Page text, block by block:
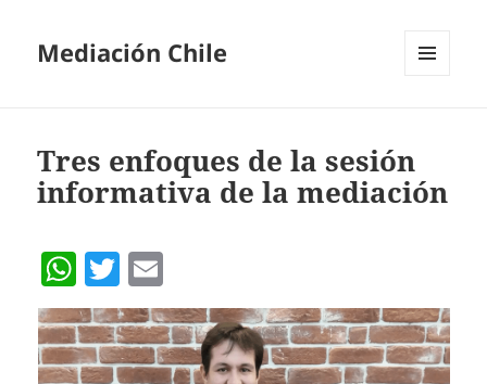
Mediación Chile
Tres enfoques de la sesión
informativa de la mediación
W
h
at
s
T
w
itt
er
m
ai
l